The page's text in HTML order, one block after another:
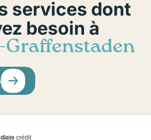
services dont
besoin à
crédit